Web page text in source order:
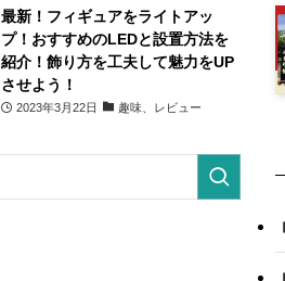
最新！フィギュアをライトアッ
プ！おすすめのLEDと設置方法を
紹介！飾り方を工夫して魅力をUP
させよう！
2023年3月22日 趣味、レビュー